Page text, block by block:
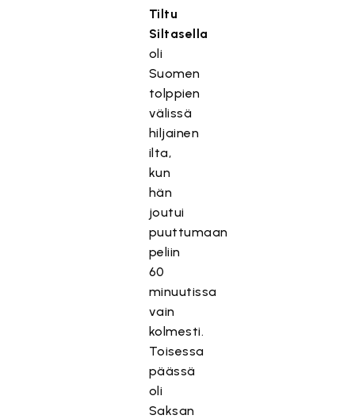
Tiltu
Siltasella
oli
Suomen
tolppien
välissä
hiljainen
ilta,
kun
hän
joutui
puuttumaan
peliin
60
minuutissa
vain
kolmesti.
Toisessa
päässä
oli
Saksan